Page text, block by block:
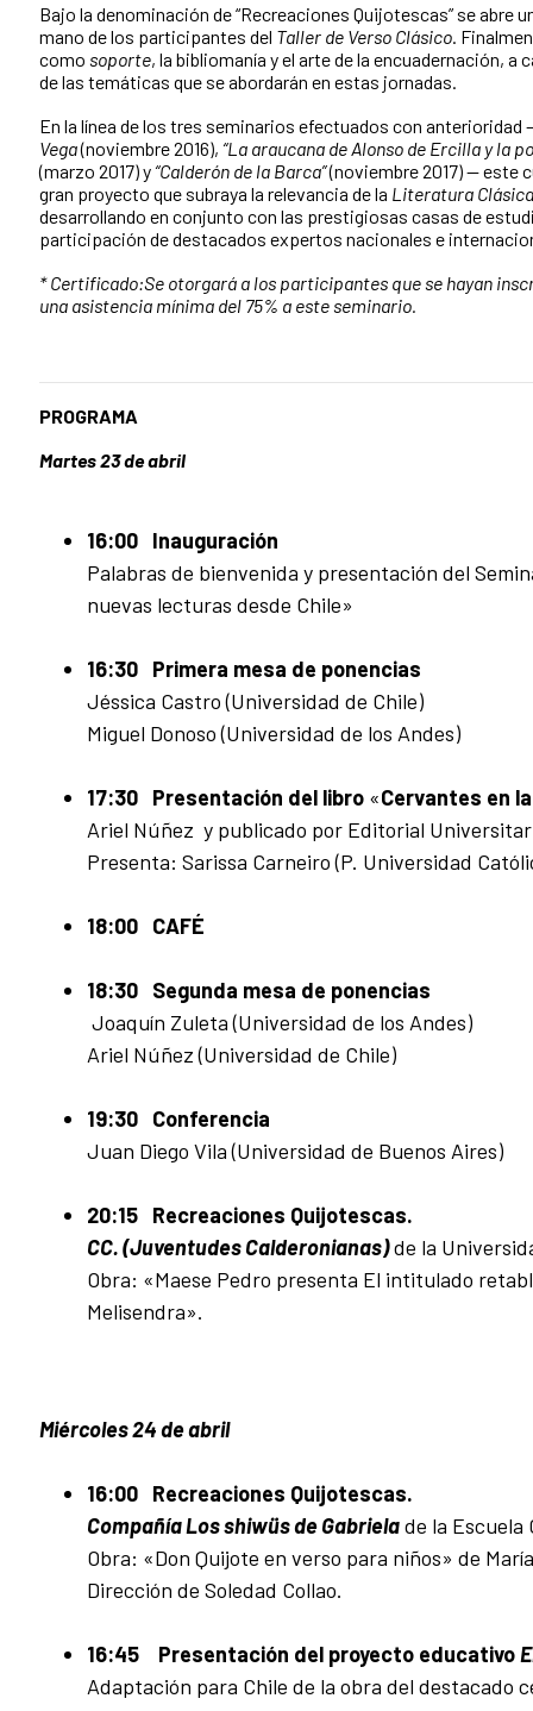
Bajo la denominación de “Recreaciones Quijotescas” se abre
mano de los participantes del Taller de Verso Clásico .
como soporte, la bibliomanía y el arte de la encuadernación,
de las temáticas que se abordarán en estas jornadas.
En la línea de los tres seminarios efectuados con anterioridad
Vega(noviembre 2016), “La araucana de Alonso de Ercilla y la
(marzo 2017) y“Calderón de la Barca”(noviembre 2017) — este
gran proyecto que subraya la relevancia de la Literatura
desarrollando en conjunto con las prestigiosas casas de
participación de destacados expertos nacionales e
* Certificado:Se otorgará a los participantes que se hayan
una asistencia mínima del 75% a este seminario.
PROGRAMA
Martes 23 de abril
16:00 Inauguración
Palabras de bienvenida y presentación del
nuevas lecturas desde Chile»
16:30 Primera mesa de ponencias
Jéssica Castro (Universidad de Chile)
Miguel Donoso (Universidad de los Andes)
17:30 Presentación del libro «Cervantes en
Ariel Núñez y publicado por Editorial
Presenta: Sarissa Carneiro (P. Universidad
18:00 CAFÉ
18:30 Segunda mesa de ponencias
Joaquín Zuleta (Universidad de los Andes)
Ariel Núñez (Universidad de Chile)
19:30 Conferencia
Juan Diego Vila (Universidad de Buenos Aires)
20:15 Recreaciones Quijotescas.
CC. (Juventudes Calderonianas)de la
Obra: «Maese Pedro presenta El intitulado
Melisendra».
Miércoles 24 de abril
16:00 Recreaciones Quijotescas.
Compañía Los shiwüs de Gabrielade la Escuela
Obra: «Don Quijote en verso para niños» de
Dirección de Soledad Collao.
16:45 Presentación del proyecto educativo
Adaptación para Chile de la obra del destacado